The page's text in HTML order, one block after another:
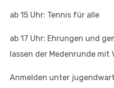
ab 15 Uhr: Tennis für alle
ab 17 Uhr: Ehrungen und
lassen der Medenrunde mit
Anmelden unter